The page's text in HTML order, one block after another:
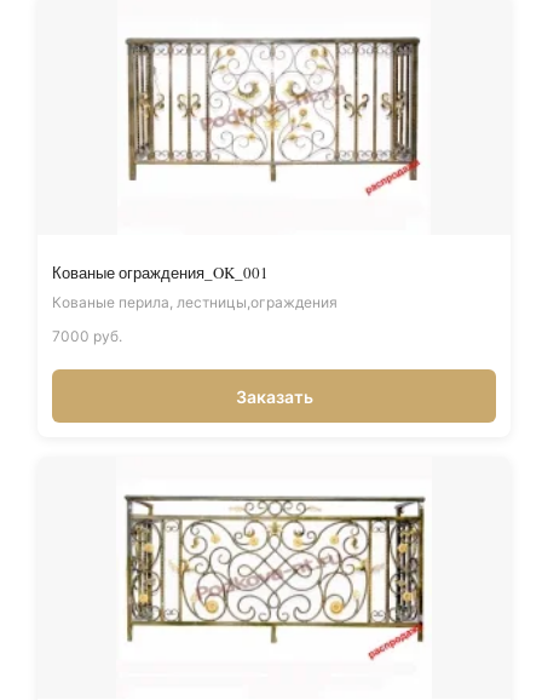
Кованые ограждения_OK_001
Кованые перила, лестницы,ограждения
7000 руб.
Заказать